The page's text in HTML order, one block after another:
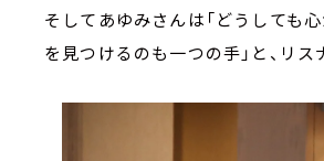
そしてあゆみさんは「どうしても
を見つけるのも一つの手」と、リ